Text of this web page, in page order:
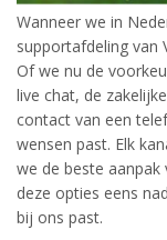
Wanneer we in
supportafdeling van
Of we nu de
live chat, de
contact van een
wensen past. Elk
we de beste
deze opties eens
bij ons past.